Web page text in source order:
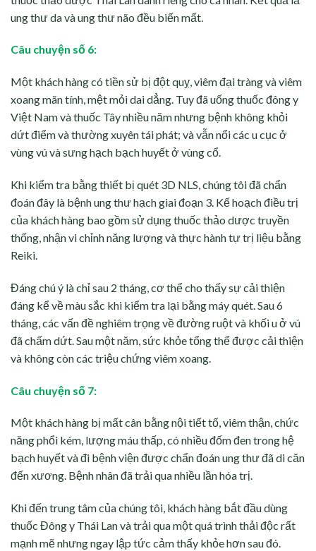
ung thư da và ung thư não đều biến mất.
Câu chuyện số 6:
Một khách hàng có tiền sử bị đột quỵ, viêm đại tràng và viêm
xoang mãn tính, mệt mỏi dai dẳng. Tuy đã uống thuốc đông y
Việt Nam và thuốc Tây nhiều năm nhưng bệnh không khỏi
dứt điểm và thường xuyên tái phát; và vẫn nổi các u cục ở
vùng vú và sưng hạch bạch huyết ở vùng cổ.
Khi kiểm tra bằng thiết bị quét 3D NLS, chúng tôi đã chẩn
đoán đây là bệnh ung thư hạch giai đoạn 3. Kế hoạch điều trị
của khách hàng bao gồm sử dụng thuốc thảo dược truyền
thống, nhận vi chỉnh năng lượng và thực hành tự trị liệu bằng
Reiki.
Đáng chú ý là chỉ sau 2 tháng, cơ thể cho thấy sự cải thiện
đáng kể về màu sắc khi kiểm tra lại bằng máy quét. Sau 6
tháng, các vấn đề nghiêm trọng về đường ruột và khối u ở vú
đã chấm dứt. Sau một năm, sức khỏe tổng thể được cải thiện
và không còn các triệu chứng viêm xoang.
Câu chuyện số 7:
Một khách hàng bị mất cân bằng nội tiết tố, viêm thận, chức
năng phổi kém, lượng máu thấp, có nhiều đốm đen trong hệ
bạch huyết và đi bệnh viện được chẩn đoán ung thư đã di căn
đến xương. Bệnh nhân đã trải qua nhiều lần hóa trị.
Khi đến trung tâm của chúng tôi, khách hàng bắt đầu dùng
thuốc Đông y Thái Lan và trải qua một quá trình thải độc rất
mạnh mẽ nhưng ngay lập tức cảm thấy khỏe hơn sau đó.